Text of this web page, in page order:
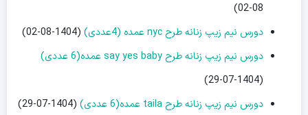
08-02)
دورس نیم زیپ زنانه طرح nyc عمده (4عددی)
(1404-08-02)
دورس نیم زیپ زنانه طرح say yes baby عمده(6 عددی)
(1404-07-29)
دورس نیم زیپ زنانه طرح taila عمده(6 عددی)
(1404-07-29)